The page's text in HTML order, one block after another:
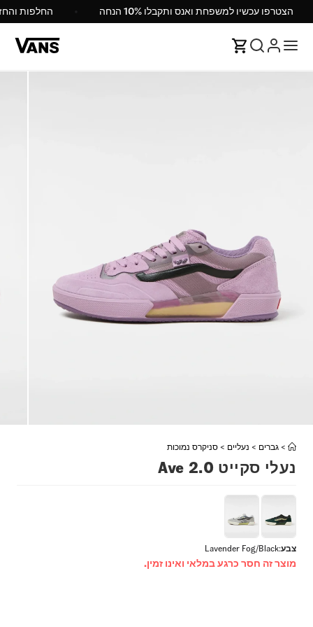
הצטרפו עכשיו למשפחת ואנס ותקבלו 10% הנחה החלפות
> גברים > נעליים > סניקרס נמוכות
נעלי סקייט Ave 2.0
צבע:
Lavender Fog/Black
מוצר זה חסר כרגע במלאי ואינו זמין.